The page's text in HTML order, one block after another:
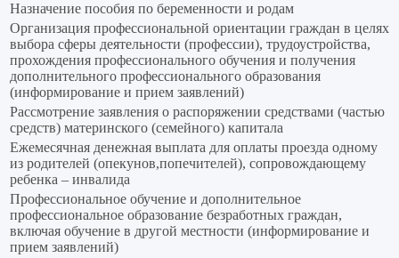
Назначение пособия по беременности и родам
Организация профессиональной ориентации граждан в целях
выбора сферы деятельности (профессии), трудоустройства,
прохождения профессионального обучения и получения
дополнительного профессионального образования
(информирование и прием заявлений)
Рассмотрение заявления о распоряжении средствами (частью
средств) материнского (семейного) капитала
Ежемесячная денежная выплата для оплаты проезда одному
из родителей (опекунов,попечителей), сопровождающему
ребенка – инвалида
Профессиональное обучение и дополнительное
профессиональное образование безработных граждан,
включая обучение в другой местности (информирование и
прием заявлений)